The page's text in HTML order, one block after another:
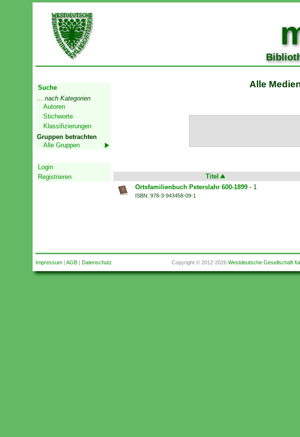
Suche
... nach Kategorien
Autoren
Stichworte
Klassifizierungen
Gruppen betrachten
Alle Gruppen
Login
Registrieren
Alle
Titel
Ortsfamilienbuch Peterslahr 600-1899- 1
ISBN: 978-3-943458-09-1
Impressum| AGB| Datenschutz Copyright © 2012-2026Westdeutsche Gesellschaft